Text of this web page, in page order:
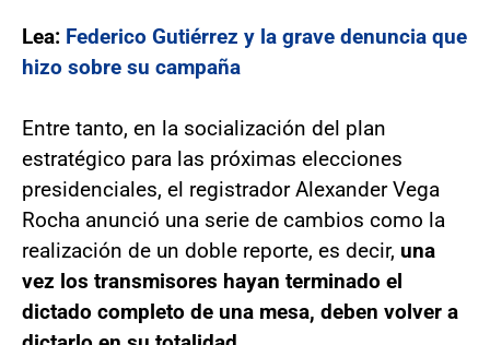
Lea: Federico Gutiérrez y la grave denuncia que
hizo sobre su campaña
Entre tanto, en la socialización del plan
estratégico para las próximas elecciones
presidenciales, el registrador Alexander Vega
Rocha anunció una serie de cambios como la
realización de un doble reporte, es decir, una
vez los transmisores hayan terminado el
dictado completo de una mesa, deben volver a